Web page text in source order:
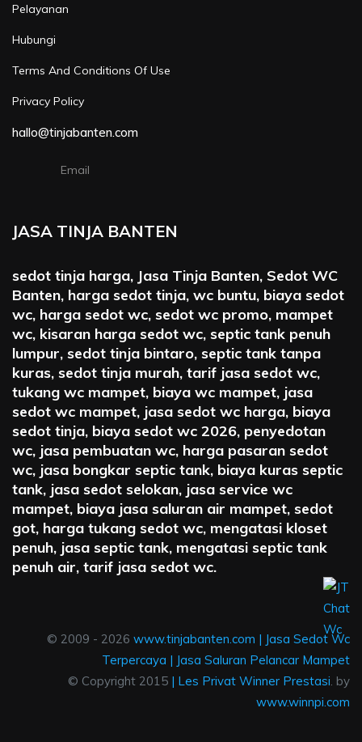
Pelayanan
Hubungi
Terms And Conditions Of Use
Privacy Policy
hallo@tinjabanten.com
Email
JASA TINJA BANTEN
sedot tinja harga, Jasa Tinja Banten, Sedot WC
Banten, harga sedot tinja, wc buntu, biaya sedot
wc, harga sedot wc, sedot wc promo, mampet
wc, kisaran harga sedot wc, septic tank penuh
lumpur, sedot tinja bintaro, septic tank tanpa
kuras, sedot tinja murah, tarif jasa sedot wc,
tukang wc mampet, biaya wc mampet, jasa
sedot wc mampet, jasa sedot wc harga, biaya
sedot tinja, biaya sedot wc 2026, penyedotan
wc, jasa pembuatan wc, harga pasaran sedot
wc, jasa bongkar septic tank, biaya kuras septic
tank, jasa sedot selokan, jasa service wc
mampet, biaya jasa saluran air mampet, sedot
got, harga tukang sedot wc, mengatasi kloset
penuh, jasa septic tank, mengatasi septic tank
penuh air, tarif jasa sedot wc.
© 2009 - 2026 www.tinjabanten.com | Jasa Sedot Wc
Terpercaya | Jasa Saluran Pelancar Mampet
© Copyright 2015 | Les Privat Winner Prestasi . by
www.winnpi.com